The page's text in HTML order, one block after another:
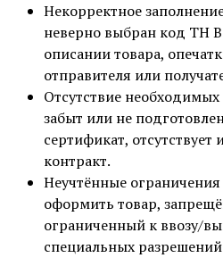
Некорректное
неверно выбран код ТН
описании товара,
отправителя или
Отсутствие
забыт или не
сертификат, отсутствует
контракт.
Неучтённые
оформить товар,
ограниченный к ввозу/
специальных